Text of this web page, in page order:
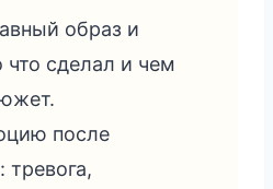
образ и
что сделал и чем
после
тревога,